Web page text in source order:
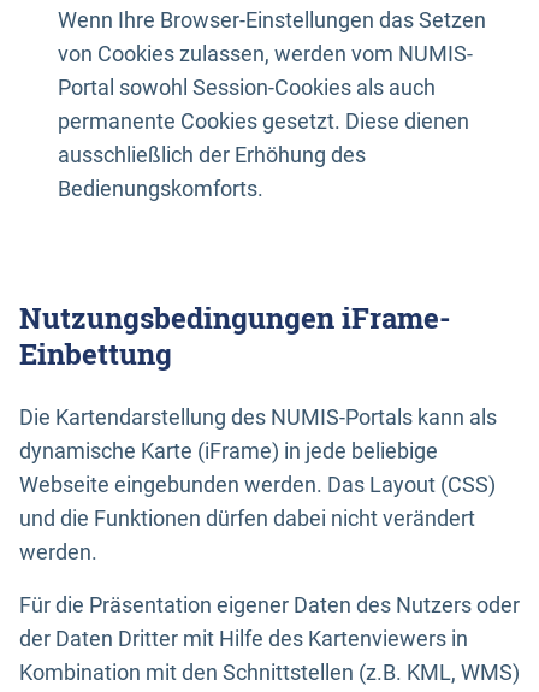
Wenn Ihre Browser-Einstellungen das Setzen
von Cookies zulassen, werden vom NUMIS-
Portal sowohl Session-Cookies als auch
permanente Cookies gesetzt. Diese dienen
ausschließlich der Erhöhung des
Bedienungskomforts.
Nutzungsbedingungen iFrame-
Einbettung
Die Kartendarstellung des NUMIS-Portals kann als
dynamische Karte (iFrame) in jede beliebige
Webseite eingebunden werden. Das Layout (CSS)
und die Funktionen dürfen dabei nicht verändert
werden.
Für die Präsentation eigener Daten des Nutzers oder
der Daten Dritter mit Hilfe des Kartenviewers in
Kombination mit den Schnittstellen (z.B. KML, WMS)